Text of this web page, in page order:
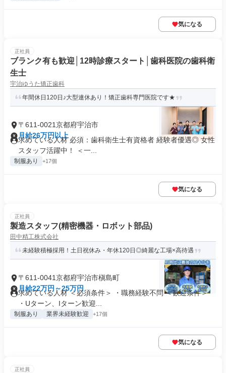
気になる
正社員
ブランク有も歓迎│12時診療スタート│歯科医院の歯科衛
生士
宇治ゆうた矯正歯科
年間休日120日♪大型連休あり！矯正歯科専門医院です★
〒611-0021京都府宇治市
月給26万円以上
求めている人材 必須：歯科衛生士有資格者 経験者優遇◎ 女性
スタッフ活躍中！ ＜一...
制服あり +17個
気になる
正社員
製造スタッフ(精密機器・ロボット部品)
田中精工株式会社
未経験積極採用！土日祝休み・年休120日◎綺麗な工場×高待遇
〒611-0041京都府宇治市槇島町
月給22万円～25万円
求めている人材 ＜必須条件＞ ・職務経験不問 ＜歓迎条件＞
・Uターン、Iターン歓迎...
制服あり 業界未経験歓迎 +17個
気になる
正社員